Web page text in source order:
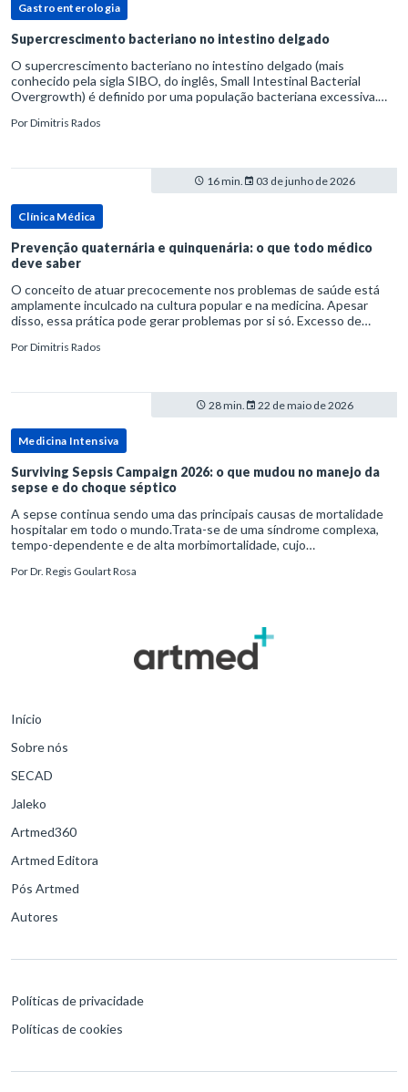
Gastroenterologia
Supercrescimento bacteriano no intestino delgado
O supercrescimento bacteriano no intestino delgado (mais
conhecido pela sigla SIBO, do inglês, Small Intestinal Bacterial
Overgrowth) é definido por uma população bacteriana excessiva.
PorDimitris Rados
16 min. 03 de junho de 2026
Clínica Médica
Prevenção quaternária e quinquenária: o que todo médico
deve saber
O conceito de atuar precocemente nos problemas de saúde está
amplamente inculcado na cultura popular e na medicina. Apesar
disso, essa prática pode gerar problemas por si só. Excesso de
PorDimitris Rados
28 min. 22 de maio de 2026
Medicina Intensiva
Surviving Sepsis Campaign 2026: o que mudou no manejo da
sepse e do choque séptico
A sepse continua sendo uma das principais causas de mortalidade
hospitalar em todo o mundo.Trata-se de uma síndrome complexa,
tempo-dependente e de alta morbimortalidade, cujo
para o desfe
PorDr. Regis Goulart Rosa
Início
Sobre nós
SECAD
Jaleko
Artmed360
Artmed Editora
Pós Artmed
Autores
Políticas de privacidade
Políticas de cookies